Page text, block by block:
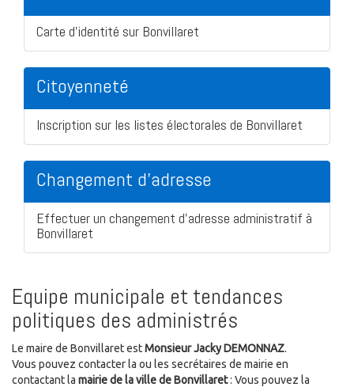
Carte d'identité sur Bonvillaret
Citoyenneté
Inscription sur les listes électorales de Bonvillaret
Changement d'adresse
Effectuer un changement d'adresse administratif à
Bonvillaret
Equipe municipale et tendances
politiques des administrés
Le maire de Bonvillaret estMonsieur Jacky DEMONNAZ.
Vous pouvez contacter la ou les secrétaires de mairie en
contactant la mairie de la ville de Bonvillaret: Vous pouvez la